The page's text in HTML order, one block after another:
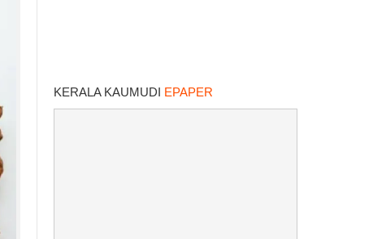
KERALA KAUMUDI EPAPER